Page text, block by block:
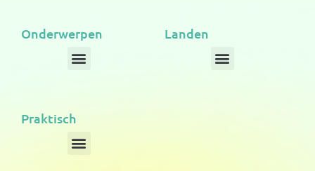
Onderwerpen
Menu
Landen
Menu
Praktisch
Menu